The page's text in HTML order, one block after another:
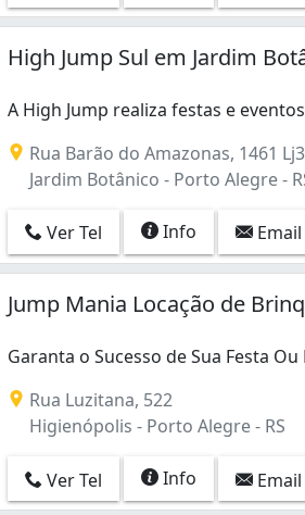
High Jump Sul em Jardim
A High Jump realiza festas e
Rua Barão do Amazonas, 1461 Lj3
Jardim Botânico - Porto Alegre -
Ver Tel Info Email
Jump Mania Locação de
Garanta o Sucesso de Sua Festa Ou
Rua Luzitana, 522
Higienópolis - Porto Alegre - RS
Ver Tel Info Email